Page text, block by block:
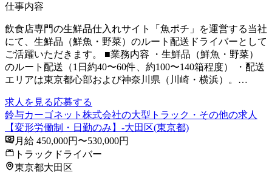
仕事内容
飲食店専門の生鮮品仕入れサイト「魚ポチ」を運営する当社
にて、生鮮品（鮮魚・野菜）のルート配送ドライバーとして
ご活躍いただきます。 ■業務内容 ・生鮮品（鮮魚・野菜）
のルート配送（1日約40〜60件、約100〜140箱程度） ・配送
エリアは東京都心部および神奈川県（川崎・横浜）。…
求人を見る応募する
鈴与カーゴネット株式会社の大型トラック・その他の求人
【変形労働制・日勤のみ】-大田区(東京都)
月給 450,000円〜530,000円
トラックドライバー
東京都大田区